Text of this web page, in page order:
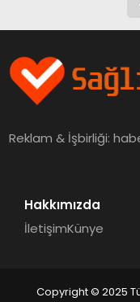
Reklam & İşbirliği:
Hakkımızda
İletişimKünye
Copyright © 2025